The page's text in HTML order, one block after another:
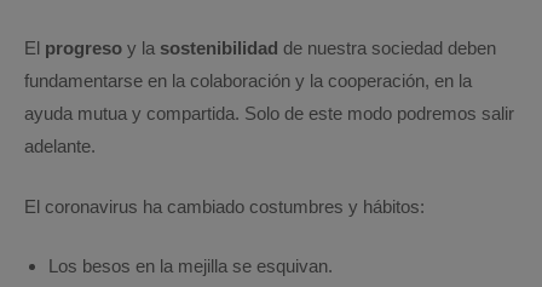
El progreso y la sostenibilidad de nuestra sociedad deben
fundamentarse en la colaboración y la cooperación, en la
ayuda mutua y compartida. Solo de este modo podremos salir
adelante.
El coronavirus ha cambiado costumbres y hábitos:
Los besos en la mejilla se esquivan.